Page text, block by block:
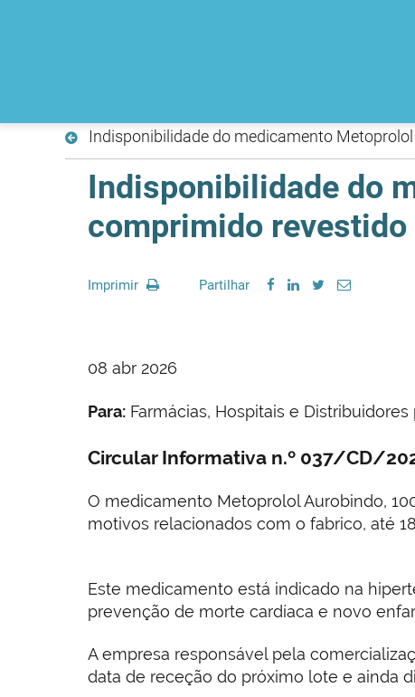
Indisponibilidade do medicamento
Indisponibilidade do
comprimido
Imprimir Partilhar
08 abr 2026
Para: Farmácias, Hospitais e Distribuidores
Circular Informativa n.º 037/CD/
O medicamento Metoprolol Aurobindo,
motivos relacionados com o fabrico, até
Este medicamento está indicado na
prevenção de morte cardíaca e novo
A empresa responsável pela
data de receção do próximo lote e ainda